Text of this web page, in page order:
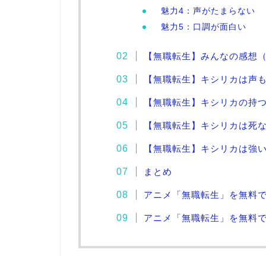
魅力4：声がたまらない
魅力5：口調が面白い
【無職転生】みんなの感想
【無職転生】キシリカは声
【無職転生】キシリカの持
【無職転生】キシリカは死
【無職転生】キシリカは強
まとめ
アニメ「無職転生」を無料
アニメ「無職転生」を無料